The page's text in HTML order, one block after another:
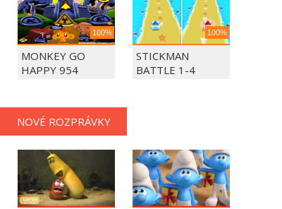
100%
MONKEY GO
HAPPY 954
100%
STICKMAN
BATTLE 1-4
NOVÉ ROZPRÁVKY